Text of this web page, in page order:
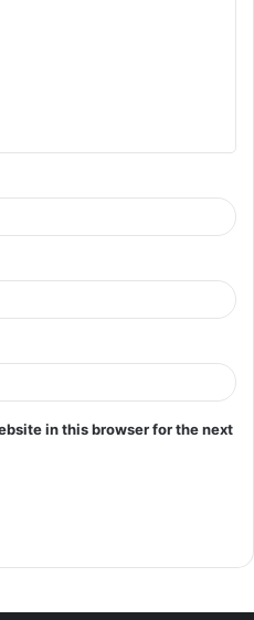
in this browser for the next